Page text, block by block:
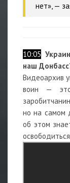
нет», —
10:05
наш
Видеоархив
воин —
но на самом
об этом